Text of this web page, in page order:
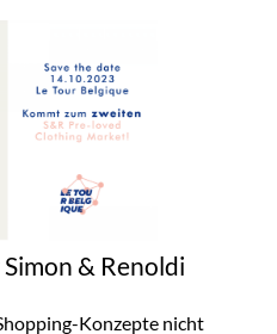
& Renoldi
Konzepte nicht